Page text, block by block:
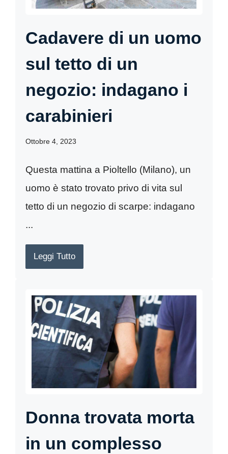
Cadavere di un uomo
sul tetto di un
negozio: indagano i
carabinieri
Ottobre 4, 2023
Questa mattina a Pioltello (Milano), un
uomo è stato trovato privo di vita sul
tetto di un negozio di scarpe: indagano
...
Leggi Tutto
Donna trovata morta
in un complesso